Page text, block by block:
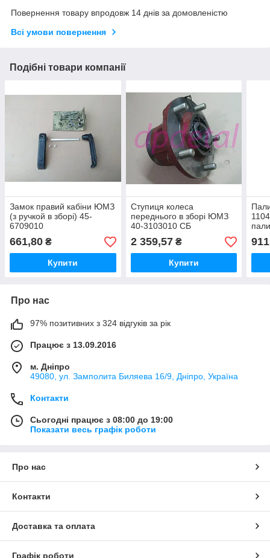
Повернення товару впродовж 14 днів за домовленістю
Всі умови повернення
Подібні товари компанії
Замок правий кабіни ЮМЗ
(з ручкой в зборі) 45-
6709010
661,80 ₴
Купити
Ступиця колеса
переднього в зборі ЮМЗ
40-3103010 СБ
2 359,57₴
Купити
КР-
(45-
Про нас
97% позитивних з 324 відгуків за рік
Працює з 13.09.2016
м. Дніпро
49080, ул. Замполита Биляева 16/9, Дніпро, Україна
Контакти
Сьогодні працює з 08:00 до 19:00
Показати весь графік роботи
Про нас
Контакти
Доставка та оплата
Графік роботи